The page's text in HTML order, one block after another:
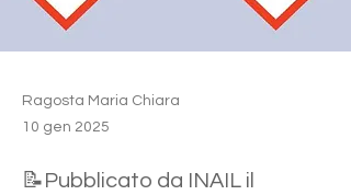
Ragosta Maria Chiara
10 gen 2025
📝Pubblicato da INAIL il